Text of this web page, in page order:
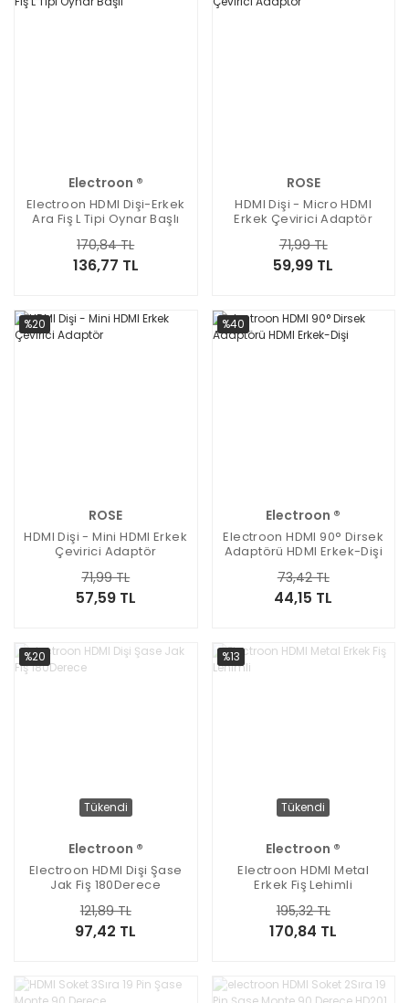
Electroon ®
Electroon HDMI Dişi-Erkek
Ara Fiş L Tipi Oynar Başlı
136,77 TL
170,84 TL
ROSE
HDMI Dişi - Micro HDMI
Erkek Çevirici Adaptör
59,99 TL
71,99 TL
%20
ROSE
HDMI Dişi - Mini HDMI Erkek
Çevirici Adaptör
57,59 TL
71,99 TL
%40
Electroon ®
Electroon HDMI 90° Dirsek
Adaptörü HDMI Erkek-Dişi
44,15 TL
73,42 TL
%20
Tükendi
Electroon ®
Electroon HDMI Dişi Şase
Jak Fiş 180Derece
97,42 TL
121,89 TL
%13
Tükendi
Electroon ®
Electroon HDMI Metal
Erkek Fiş Lehimli
170,84 TL
195,32 TL